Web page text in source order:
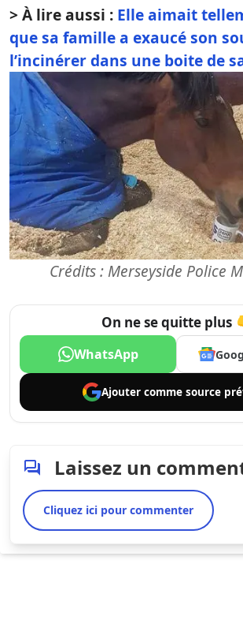
> À lire aussi : Elle aimait
que sa famille a exaucé son
l’incinérer dans une boite de
Crédits : Merseyside Police
On ne se quitte plus
WhatsApp
Ajouter comme source
Laissez un
Cliquez ici pour commenter